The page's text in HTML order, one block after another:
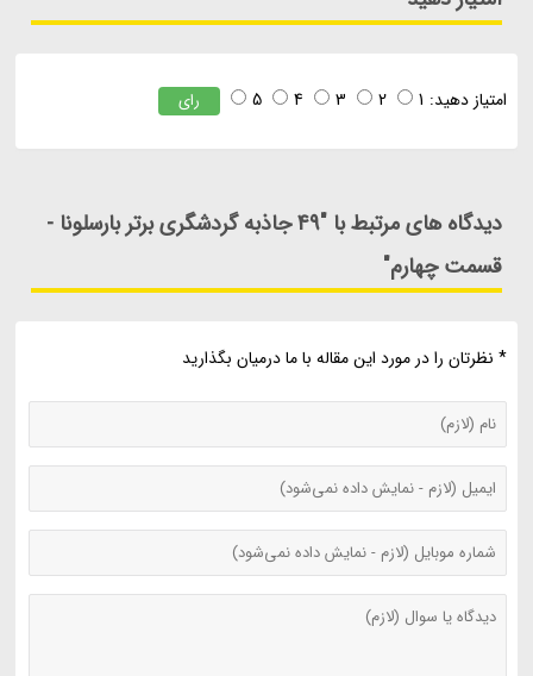
امتیاز دهید: 1
2
3
4
5 رای
دیدگاه های مرتبط با "49 جاذبه گردشگری برتر بارسلونا -
قسمت چهارم"
* نظرتان را در مورد این مقاله با ما درمیان بگذارید